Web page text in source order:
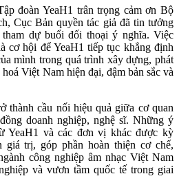
đoàn YeaH1 trân trọng cảm ơn Bộ
Cục Bản quyền tác giả đã tin tưởng
dự buổi đối thoại ý nghĩa. Việc
cơ hội để YeaH1 tiếp tục khẳng định
mình trong quá trình xây dựng, phát
Việt Nam hiện đại, đậm bản sắc và
thành cầu nối hiệu quả giữa cơ quan
doanh nghiệp, nghệ sĩ. Những ý
YeaH1 và các đơn vị khác được kỳ
giá trị, góp phần hoàn thiện cơ chế,
công nghiệp âm nhạc Việt Nam
và vươn tầm quốc tế trong giai